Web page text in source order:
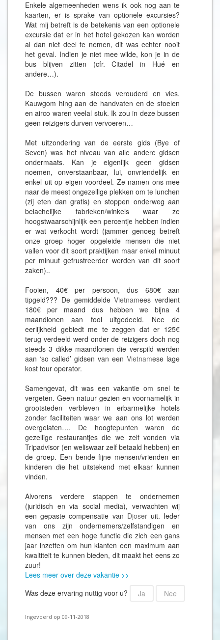
Enkele algemeenheden wens ik ook nog aan te
kaarten, er is sprake van optionele excursies?
Wat mij betreft is de betekenis van een optionele
excursie dat er in het hotel gekozen kan worden
al dan niet deel te nemen, dit was echter nooit
het geval. Indien je niet mee wilde, kon je in de
bus blijven zitten (cfr. Citadel in Hué en
andere…).
De bussen waren steeds verouderd en vies.
Kauwgom hing aan de handvaten en de stoelen
en airco waren veelal stuk. Ik zou in deze bussen
geen reizigers durven vervoeren…
Met uitzondering van de eerste gids (Bye of
Seven) was het niveau van alle andere gidsen
ondermaats. Kan je eigenlijk geen gidsen
noemen, onverstaanbaar, lui, onvriendelijk en
enkel uit op eigen voordeel. Ze namen ons mee
naar de meest ongezellige plekken om te lunchen
(zij eten dan gratis) en stoppen onderweg aan
belachelijke fabrieken/winkels waar ze
hoogstwaarschijnlijk een percentje hebben indien
er wat verkocht wordt (jammer genoeg betreft
onze groep hoger opgeleide mensen die niet
vallen voor dit soort praktijken maar enkel minuut
per minuut gefrustreerder werden van dit soort
zaken)..
Fooien, 40€ per persoon, dus 680€ aan
tipgeld??? De gemiddeldeVietnamees verdient
180€ per maand dus hebben we bijna 4
maandlonen aan fooi uitgedeeld. Nee de
eerlijkheid gebiedt me te zeggen dat er 125€
terug verdeeld werd onder de reizigers doch nog
steeds 3 dikke maandlonen die verspild werden
aan ‘so called’ gidsen van een Vietnamese lage
kost tour operator.
Samengevat, dit was een vakantie om snel te
vergeten. Geen natuur gezien en voornamelijk in
grootsteden verbleven in erbarmelijke hotels
zonder faciliteiten waar we aan ons lot werden
overgelaten…. De hoogtepunten waren de
gezellige restaurantjes die we zelf vonden via
Tripadvisor (en weliswaar zelf betaald hebben) en
de groep. Een bende fijne mensen/vrienden en
kinderen die het uitstekend met elkaar kunnen
vinden.
Alvorens verdere stappen te ondernemen
(juridisch en via social media), verwachten wij
een gepaste compensatie van Djoseruit. Ieder
van ons zijn ondernemers/zelfstandigen en
mensen met een hoge functie die zich een gans
jaar inzetten om hun klanten een maximum aan
kwaltiteit te kunnen bieden, dit maakt het eens zo
zuur!
Lees meer over deze vakantie >>
Was deze ervaring nuttig voor u?
Ja Nee
Ingevoerd op 09-11-2018